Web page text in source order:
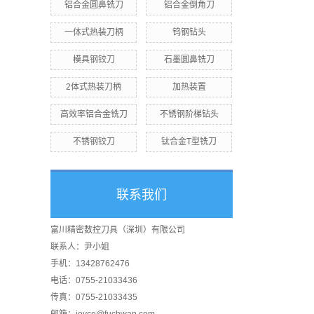
铝合金圆鼻铣刀 铝合金倒角刀
一体式热装刀柄 钨钢钻头
模具钢铰刀 石墨圆鼻铣刀
2体式热装刀柄 加热装置
高效率铝合金铣刀 不锈钢阶梯钻头
不锈钢铰刀 钛合金T型铣刀
联系我们
富川精密数控刀具（深圳）有限公司
联系人：尹小姐
手机：13428762476
电话：0755-21033436
传真：0755-21033435